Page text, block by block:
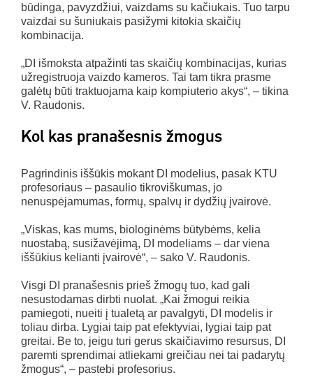
būdinga, pavyzdžiui, vaizdams su kačiukais. Tuo tarpu
vaizdai su šuniukais pasižymi kitokia skaičių
kombinacija.
„DI išmoksta atpažinti tas skaičių kombinacijas, kurias
užregistruoja vaizdo kameros. Tai tam tikra prasme
galėtų būti traktuojama kaip kompiuterio akys“, – tikina
V. Raudonis.
Kol kas pranašesnis žmogus
Pagrindinis iššūkis mokant DI modelius, pasak KTU
profesoriaus – pasaulio tikroviškumas, jo
nenuspėjamumas, formų, spalvų ir dydžių įvairovė.
„Viskas, kas mums, biologinėms būtybėms, kelia
nuostabą, susižavėjimą, DI modeliams – dar viena
iššūkius kelianti įvairovė“, – sako V. Raudonis.
Visgi DI pranašesnis prieš žmogų tuo, kad gali
nesustodamas dirbti nuolat. „Kai žmogui reikia
pamiegoti, nueiti į tualetą ar pavalgyti, DI modelis ir
toliau dirba. Lygiai taip pat efektyviai, lygiai taip pat
greitai. Be to, jeigu turi gerus skaičiavimo resursus, DI
paremti sprendimai atliekami greičiau nei tai padarytų
žmogus“, – pastebi profesorius.